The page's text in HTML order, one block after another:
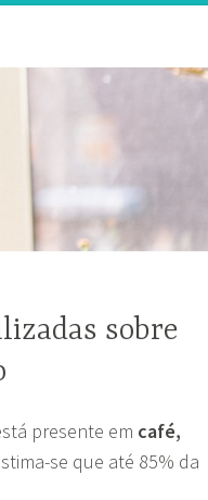
sobre
presente em café,
se que até 85% da